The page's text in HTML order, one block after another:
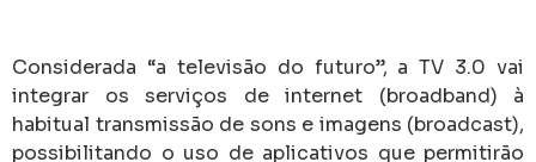
prioridade aos aplicativos de serviços de mídia sob
demanda (OTT, na sigla em inglês). Com isso, os
canais abertos acabam sem visibilidade, como
destacou o ministro.